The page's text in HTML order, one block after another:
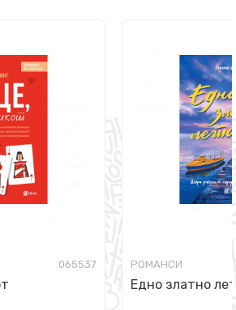
065537 РОМАНСИ
Едно златно